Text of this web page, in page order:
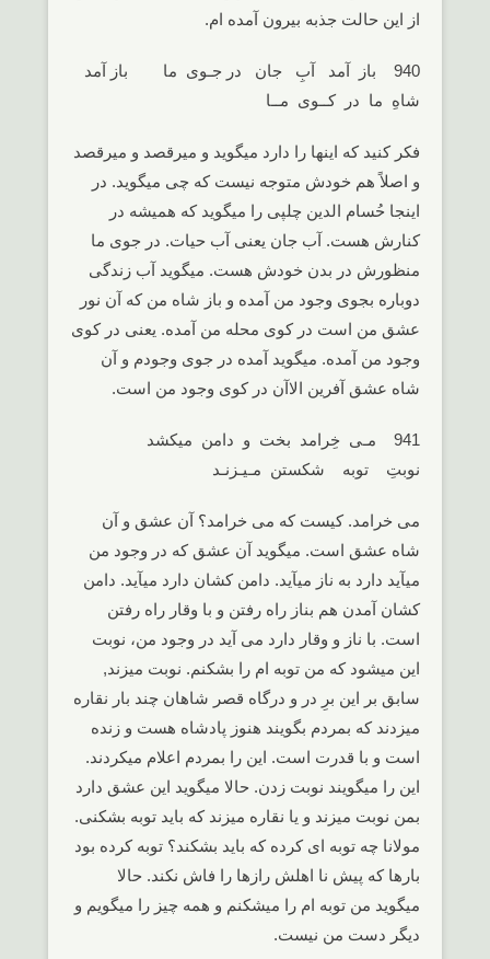
از این حالت جذبه بیرون آمده ام.
940 باز آمد آبِ جان در جـوی ما باز آمد
شاهِ ما در کــوی مــا
فکر کنید که اینها را دارد میگوید و میرقصد و میرقصد
و اصلاً هم خودش متوجه نیست که چی میگوید. در
اینجا حُسام الدین چلپی را میگوید که همیشه در
کنارش هست. آب جان یعنی آب حیات. در جوی ما
منظورش در بدن خودش هست. میگوید آب زندگی
دوباره بجوی وجود من آمده و باز شاه من که آن نور
عشق من است در کوی محله من آمده. یعنی در کوی
وجود من آمده. میگوید آمده در جوی وجودم و آن
شاه عشق آفرین الاآن در کوی وجود من است.
941 مـی خِرامد بخت و دامن میکشد
نوبتِ توبه شکستن مـیـزنـد
می خرامد. کیست که می خرامد؟ آن عشق و آن
شاه عشق است. میگوید آن عشق که در وجود من
میآید دارد به ناز میآید. دامن کشان دارد میآید. دامن
کشان آمدن هم بناز راه رفتن و با وقار راه رفتن
است. با ناز و وقار دارد می آید در وجود من، نوبت
این میشود که من توبه ام را بشکنم. نوبت میزند,
سابق بر این برِ در و درگاه قصر شاهان چند بار نقاره
میزدند که بمردم بگویند هنوز پادشاه هست و زنده
است و با قدرت است. این را بمردم اعلام میکردند.
این را میگویند نوبت زدن. حالا میگوید این عشق دارد
بمن نوبت میزند و یا نقاره میزند که باید توبه بشکنی.
مولانا چه توبه ای کرده که باید بشکند؟ توبه کرده بود
بارها که پیش نا اهلش رازها را فاش نکند. حالا
میگوید من توبه ام را میشکنم و همه چیز را میگویم و
دیگر دست من نیست.